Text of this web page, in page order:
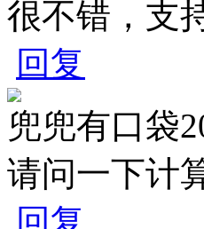
很不错，支
回复
兜兜有口袋
请问一下计